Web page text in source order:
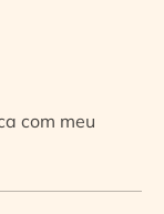
com meu